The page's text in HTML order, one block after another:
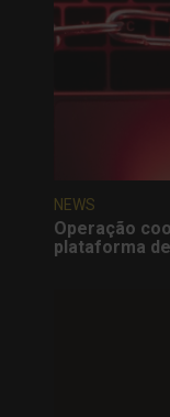
NEWS
Operação
plataforma